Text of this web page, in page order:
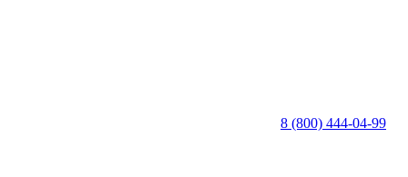
8 (800) 444-04-99